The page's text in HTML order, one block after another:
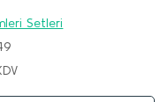
Setleri